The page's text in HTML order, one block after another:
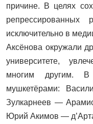
причине. В целях
репрессированных
исключительно в
Аксёнова окружали
университете,
многим другим.
мушкетёрами:
Зулкарнеев —
Юрий Акимов —